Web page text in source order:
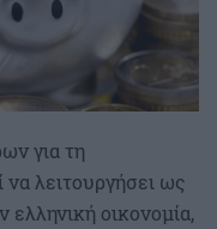
για τη
λειτουργήσει ως
ελληνική οικονομία,